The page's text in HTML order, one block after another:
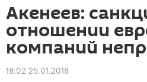
Акенеев:
отношении
компаний
18:02 25.01.2018